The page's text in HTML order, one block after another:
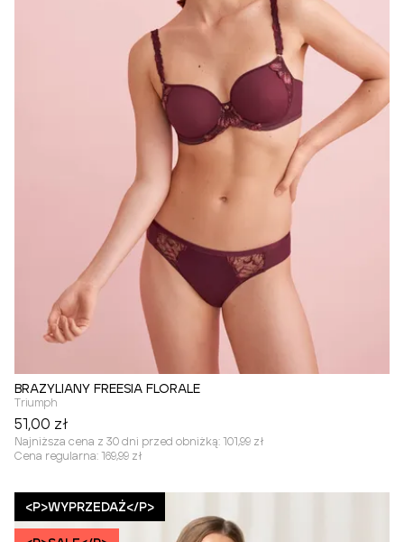
BRAZYLIANY FREESIA FLORALE
Triumph
51,00 zł
Najniższa cena z 30 dni przed obniżką: 101,99 zł
Cena regularna: 169,99 zł
<P>WYPRZEDAŻ</P>